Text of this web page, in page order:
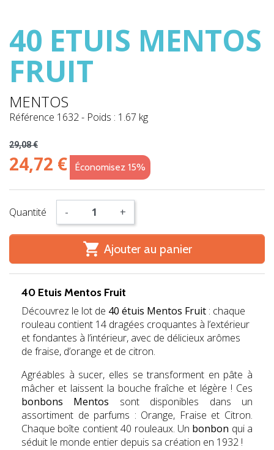
40 ETUIS MENTOS
FRUIT
MENTOS
Référence 1632- Poids : 1.67 kg
29,08 €
24,72 € Économisez 15%
Quantité - +
 Ajouter au panier
40 Etuis Mentos Fruit
Découvrez le lot de 40 étuis Mentos Fruit : chaque
rouleau contient 14 dragées croquantes à l’extérieur
et fondantes à l’intérieur, avec de délicieux arômes
de fraise, d’orange et de citron.
Agréables à sucer, elles se transforment en pâte à
mâcher et laissent la bouche fraîche et légère ! Ces
bonbons Mentos sont disponibles dans un
assortiment de parfums : Orange, Fraise et Citron.
Chaque boîte contient 40 rouleaux. Un bonbon qui a
séduit le monde entier depuis sa création en 1932 !